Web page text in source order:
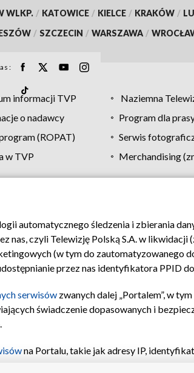
WLKP. / KATOWICE / KIELCE / KRAKÓW /
/ SZCZECIN / WARSZAWA /
informacji TVP Naziemna
o nadawcy
Program dla
(ROPAT)
Serwis
w TVP
Merchandising
Moje zgody Pomoc Biuro reklamy
automatycznego śledzenia i zbierania
czyli Telewizję Polską S.A. w likwidacji
(w tym do zautomatyzowanego
przez nas identyfikatora PPID
serwisów zwanych dalej „Portalem”, w
świadczenie dopasowanych i
na Portalu, takie jak adresy IP,